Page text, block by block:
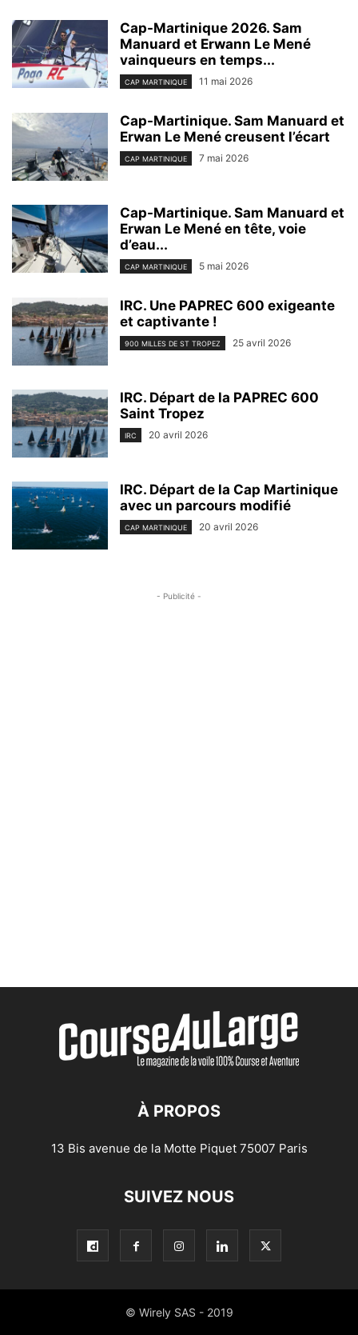
Cap-Martinique 2026. Sam
Manuard et Erwann Le Mené
vainqueurs en temps...
CAP MARTINIQUE 11 mai 2026
Cap-Martinique. Sam Manuard et
Erwan Le Mené creusent l’écart
CAP MARTINIQUE 7 mai 2026
Cap-Martinique. Sam Manuard et
Erwan Le Mené en tête, voie
d’eau...
CAP MARTINIQUE 5 mai 2026
IRC. Une PAPREC 600 exigeante
et captivante !
900 MILLES DE ST TROPEZ 25 avril 2026
IRC. Départ de la PAPREC 600
Saint Tropez
IRC 20 avril 2026
IRC. Départ de la Cap Martinique
avec un parcours modifié
CAP MARTINIQUE 20 avril 2026
- Publicité -
À PROPOS
13 Bis avenue de la Motte Piquet 75007 Paris
SUIVEZ NOUS
© Wirely SAS - 2019